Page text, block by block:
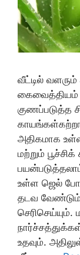
வீட்டில்
கைவைத்தியம்
குணப்படுத்த
அதிகமாக
மற்றும்
உள்ள ஜெல்
தடவ
உதவும்.